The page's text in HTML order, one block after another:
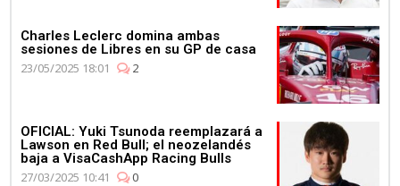
03:11
Max Verstappen se pone al
Charles Leclerc domina ambas
sesiones de Libres en su GP de casa
23/05/2025 18:01
2
OFICIAL: Yuki Tsunoda reemplazará a
Lawson en Red Bull; el neozelandés
baja a VisaCashApp Racing Bulls
27/03/2025 10:41
0